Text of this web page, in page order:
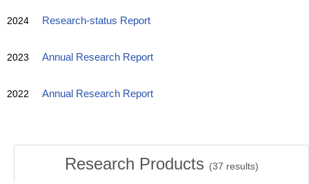
2024 Research-status Report
2023 Annual Research Report
2022 Annual Research Report
Research Products (37 results)